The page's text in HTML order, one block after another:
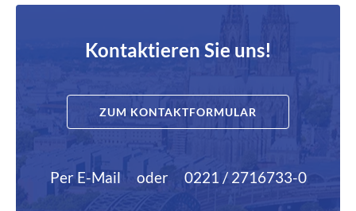
Kontaktieren Sie uns!
ZUM KONTAKTFORMULAR
Per E-Mail oder 0221 / 2716733-0